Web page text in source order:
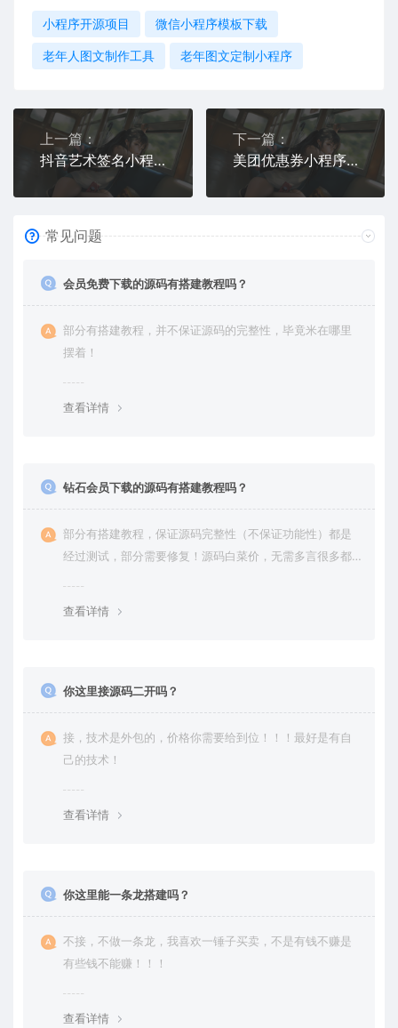
小程序开源项目 微信小程序模板下载
老年人图文制作工具 老年图文定制小程序
上一篇：
抖音艺术签名小程序源码 | 字节跳动小程序开发模板 | 可商用签名设计源码下载
下一篇：
美团优惠券小程序升级改版！融合举牌小人、菜谱推荐与流量主盈利新模式
常见问题
会员免费下载的源码有搭建教程吗？
部分有搭建教程，并不保证源码的完整性，毕竟米在哪里
摆着！
查看详情
钻石会员下载的源码有搭建教程吗？
部分有搭建教程，保证源码完整性（不保证功能性）都是
经过测试，部分需要修复！源码白菜价，无需多言很多都
查看详情
你这里接源码二开吗？
接，技术是外包的，价格你需要给到位！！！最好是有自
己的技术！
查看详情
你这里能一条龙搭建吗？
不接，不做一条龙，我喜欢一锤子买卖，不是有钱不赚是
有些钱不能赚！！！
查看详情